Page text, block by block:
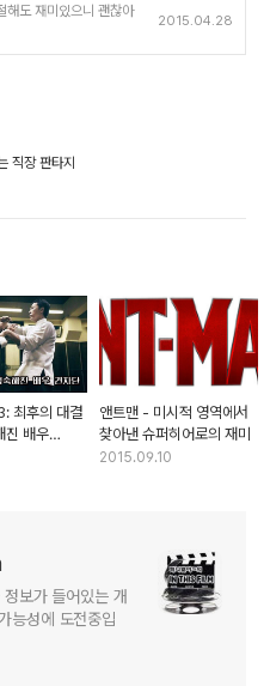
해도 재미있으니 괜찮아
2015.04.28
직장 판타지
최후의 대결
진 배우
앤트맨 - 미시적 영역에서
찾아낸 슈퍼히어로의 재미
2015.09.10
보가 들어있는 개
능성에 도전중입